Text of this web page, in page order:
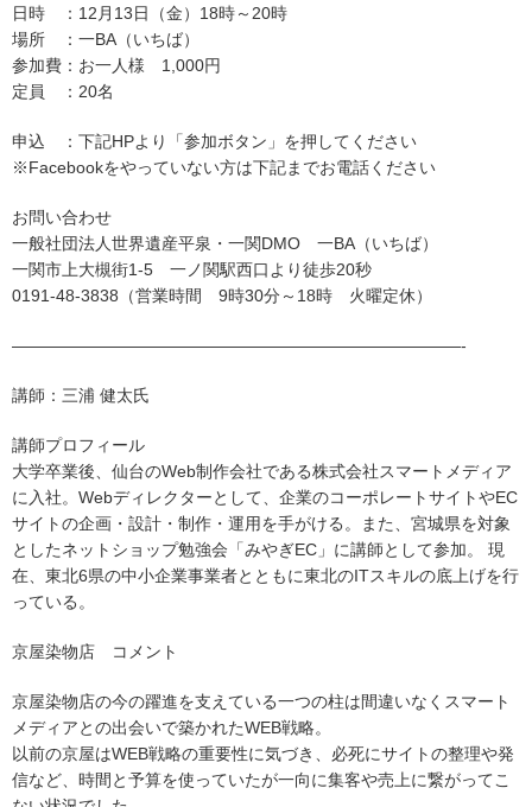
日時 ：12月13日（金）18時～20時
場所 ：一BA（いちば）
参加費：お一人様 1,000円
定員 ：20名
申込 ：下記HPより「参加ボタン」を押してください
※Facebookをやっていない方は下記までお電話ください
お問い合わせ
一般社団法人世界遺産平泉・一関DMO 一BA（いちば）
一関市上大槻街1-5 一ノ関駅西口より徒歩20秒
0191-48-3838（営業時間 9時30分～18時 火曜定休）
———————————————————————————-
講師：三浦 健太氏
講師プロフィール
大学卒業後、仙台のWeb制作会社である株式会社スマートメディア
に入社。Webディレクターとして、企業のコーポレートサイトやEC
サイトの企画・設計・制作・運用を手がける。また、宮城県を対象
としたネットショップ勉強会「みやぎEC」に講師として参加。 現
在、東北6県の中小企業事業者とともに東北のITスキルの底上げを行
っている。
京屋染物店 コメント
京屋染物店の今の躍進を支えている一つの柱は間違いなくスマート
メディアとの出会いで築かれたWEB戦略。
以前の京屋はWEB戦略の重要性に気づき、必死にサイトの整理や発
信など、時間と予算を使っていたが一向に集客や売上に繋がってこ